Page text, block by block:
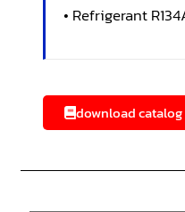
• Refrigerant
download catalog